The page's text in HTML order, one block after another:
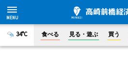
34°C 食べる 見る・遊ぶ 買う